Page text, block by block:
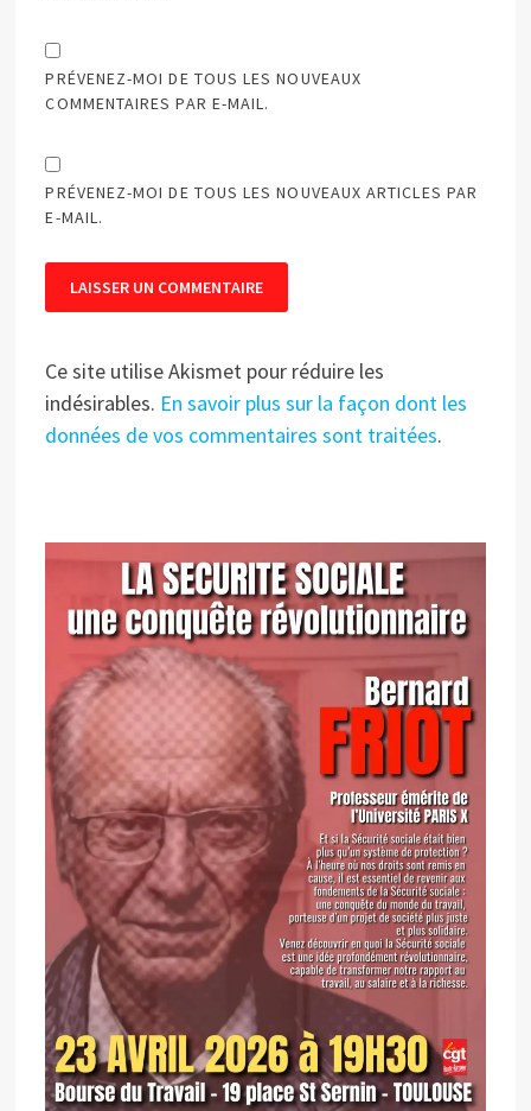
PRÉVENEZ-MOI DE TOUS LES NOUVEAUX
COMMENTAIRES PAR E-MAIL.
PRÉVENEZ-MOI DE TOUS LES NOUVEAUX ARTICLES PAR
E-MAIL.
Ce site utilise Akismet pour réduire les
indésirables. En savoir plus sur la façon dont les
données de vos commentaires sont traitées.